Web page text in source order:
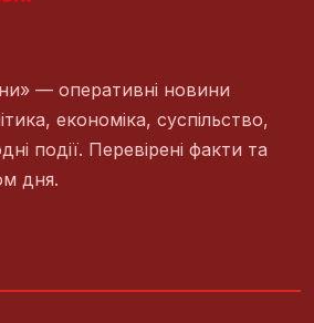
— оперативні новини
економіка, суспільство,
події. Перевірені факти та
дня.